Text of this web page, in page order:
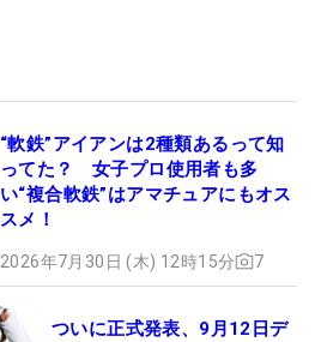
“軟鉄”アイアンは2種類あるって知
ってた？ 女子プロ使用者も多
い“複合軟鉄”はアマチュアにもオス
スメ！
2026年7月30日 (木) 12時15分 7
ついに正式発表、9月12日デ